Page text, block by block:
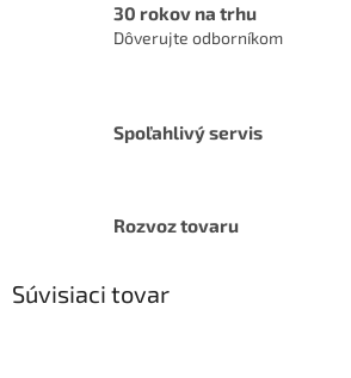
30 rokov na trhu
Dôverujte odborníkom
Spoľahlivý servis
Rozvoz tovaru
Súvisiaci tovar